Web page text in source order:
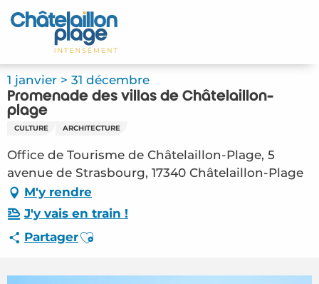
Aller
au
principal
Accueil
Découvrir
Activités
Rendez-vous
Votre séjour
Espace Pro
1 janvier > 31 décembre
Promenade des villas de Châtelaillon-
plage
CULTURE ARCHITECTURE
Office de Tourisme de Châtelaillon-Plage, 5
avenue de Strasbourg, 17340 Châtelaillon-Plage
M'y rendre
J'y vais en train !
PartagerAjouter aux favoris